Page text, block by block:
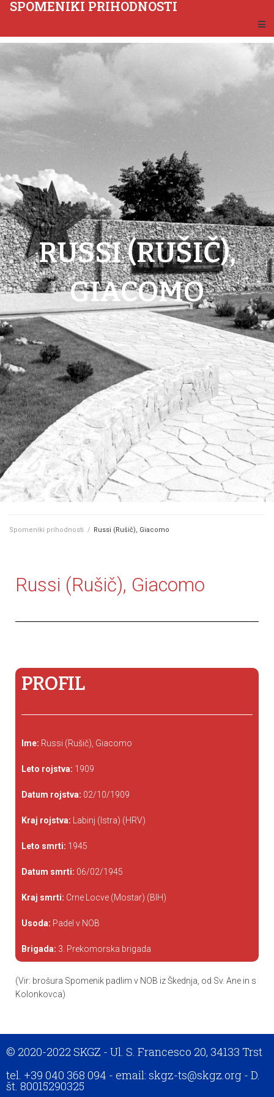
SPOMENIKI PRIHODNOSTI
RUSSI (RUŠIČ),
GIACOMO
Spomeniki prihodnosti / Russi (Rušič), Giacomo
Russi (Rušič), Giacomo
PROFIL
Ime: Russi (Rušič), Giacomo
Leto rojstva: 1909
Datum rojstva: 02/10/1909
Kraj rojstva: Labinj (Istra) (HRV)
Leto smrti: 1945
Datum smrti: 06/02/1945
Kraj smrti: Crne Locve (Mostar) (BIH)
Usoda: Padel v NOB
Brigada: 3. Prekomorska brigada
(Vir: brošura Spomenik padlim v NOB iz Škednja, od Sv. Ane in s
Kolonkovca)
© 2020-2022 SKGZ - Ul. S. Francesco 20, 34133 Trst
tel. +39 040 368 094 - email: skgz-ts@skgz.org - D.
št. 80015290325